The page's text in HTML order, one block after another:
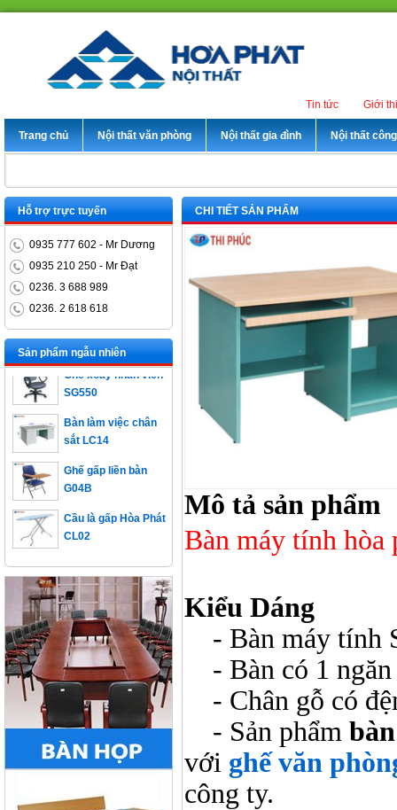
Giới
Tin tức
Trang chủ Nội thất văn phòng Nội thất gia đình Nội thất
CHI TIẾT SẢN PHẨM
Mô tả sản phẩm
Bàn máy tính hòa
Kiểu Dáng
- Bàn máy tính
- Bàn có 1 ngăn
- Chân gỗ có
- Sản phẩm
với ghế văn
công ty.
Hỗ trợ trực tuyến
0935 777 602 - Mr Dương
0935 210 250 - Mr Đạt
0236. 3 688 989
0236. 2 618 618
Sản phẩm ngẫu nhiên
Bàn trưởng phòng
ET1400D
Ghế xoay nhân viên
SG550
sắt LC14
G04B
CL02